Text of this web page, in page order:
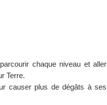
chaque niveau et aller
Terre.
causer plus de dégâts à ses